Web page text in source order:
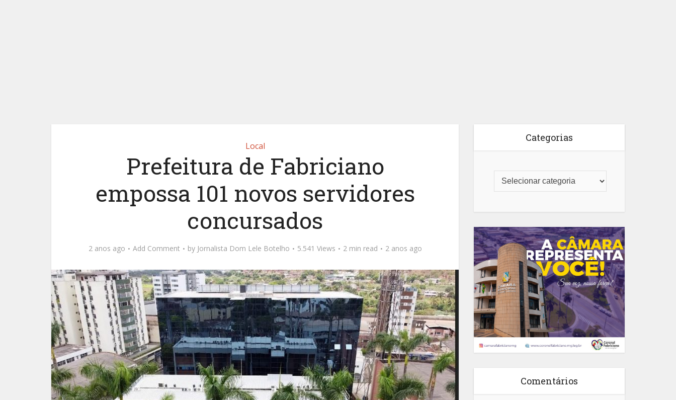
Local
Prefeitura de Fabriciano
empossa 101 novos servidores
concursados
2 anos ago Add Comment by Jornalista Dom Lele Botelho 5.541 Views 2 min read 2 anos ago
Categorias
Comentários